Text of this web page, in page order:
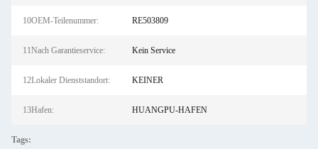
10OEM-Teilenummer: RE503809
11Nach Garantieservice: Kein Service
12Lokaler Dienststandort: KEINER
13Hafen: HUANGPU-HAFEN
Tags: